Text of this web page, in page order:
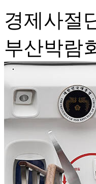
경제사절
부산박람